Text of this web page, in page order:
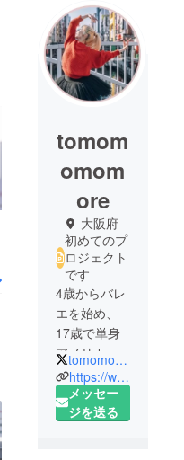
tomom
omom
ore
大阪府
初めてのプ
ロジェクト
です
4歳からバレ
エを始め、
17歳で単身
アメリカの
バレエ学校
に留学。バ
レエ学校卒
tomomomomore
https://www.instagram.com/tomomomomore
メッセー
ジを送る